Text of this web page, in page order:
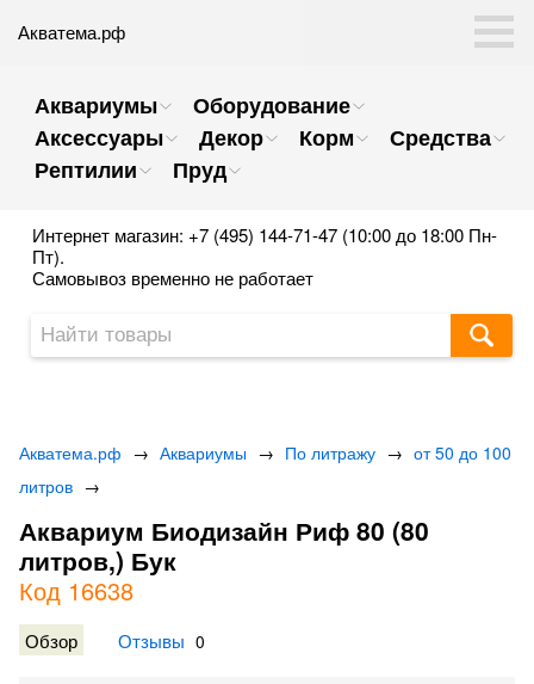
Акватема.рф
Аквариумы
Оборудование
Аксессуары
Декор Корм
Средства
Рептилии
Пруд
Интернет магазин: +7 (495) 144-71-47 (10:00 до 18:00 Пн-
Пт).
Самовывоз временно не работает
Акватема.рф → Аквариумы → По литражу → от 50 до 100
литров →
Аквариум Биодизайн Риф 80 (80
литров,) Бук
Код 16638
Обзор Отзывы 0